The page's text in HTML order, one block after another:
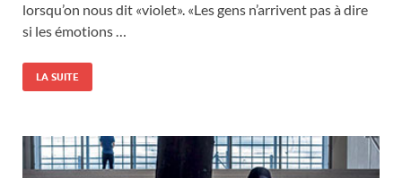
lorsqu’on nous dit «violet». «Les gens n’arrivent pas à dire
si les émotions …
LA SUITE